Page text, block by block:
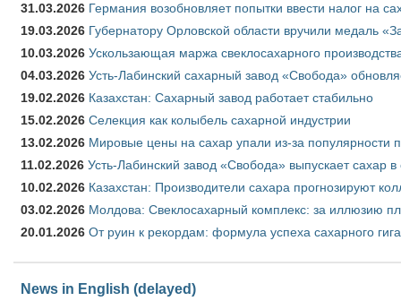
31.03.2026 Германия возобновляет попытки ввести налог на
19.03.2026 Губернатору Орловской области вручили медаль
10.03.2026 Ускользающая маржа свеклосахарного
04.03.2026 Усть-Лабинский сахарный завод «Свобода»
19.02.2026 Казахстан: Сахарный завод работает стабильно
15.02.2026 Селекция как колыбель сахарной индустрии
13.02.2026 Мировые цены на сахар упали из-за популярности
11.02.2026 Усть-Лабинский завод «Свобода» выпускает сахар в
10.02.2026 Казахстан: Производители сахара прогнозируют
03.02.2026 Молдова: Свеклосахарный комплекс: за иллюзию
20.01.2026 От руин к рекордам: формула успеха сахарного
News in English (delayed)